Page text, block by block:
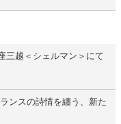
三越＜シェルマン＞にて
ンスの詩情を纏う、新た